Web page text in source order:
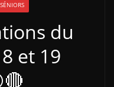
SÉNIORS
du
et 19